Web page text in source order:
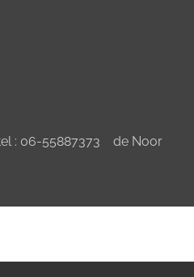
: 06-55887373 de Noor